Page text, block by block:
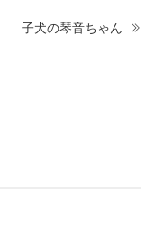
子犬の琴音ちゃん